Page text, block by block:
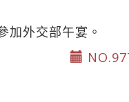
加外交部午宴。